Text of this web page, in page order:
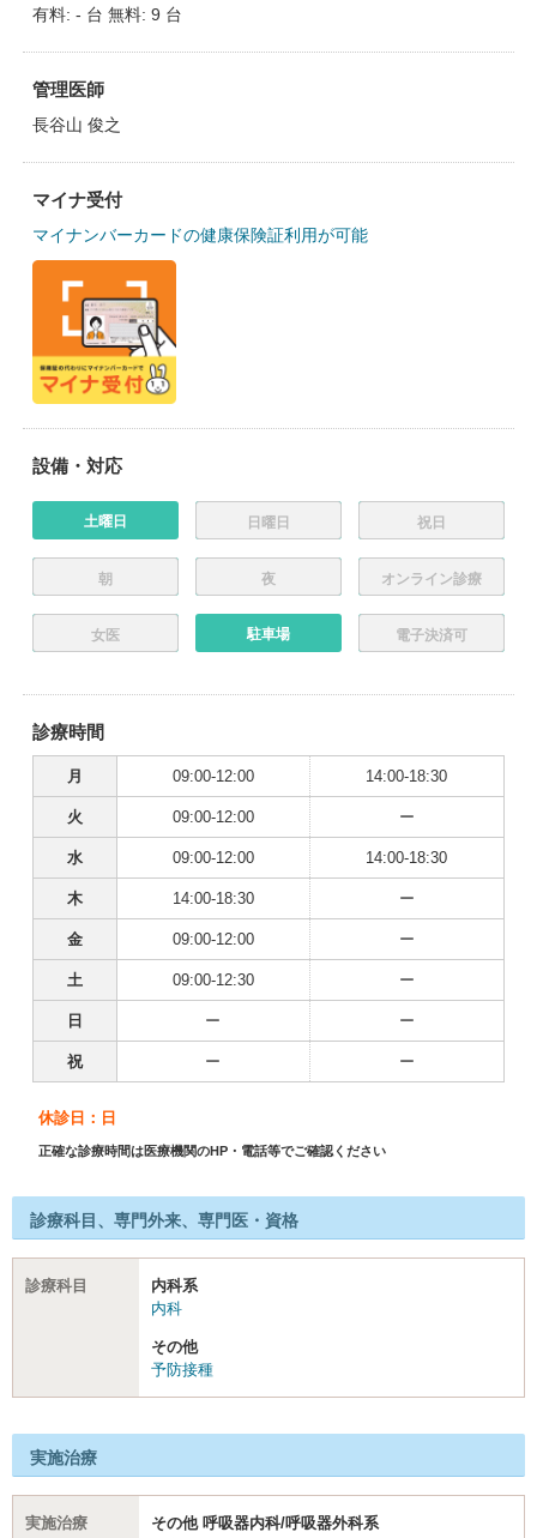
有料: - 台 無料: 9 台
管理医師
長谷山 俊之
マイナ受付
マイナンバーカードの健康保険証利用が可能
設備・対応
土曜日 日曜日 祝日
朝 夜 オンライン診療
女医 駐車場 電子決済可
診療時間
月 09:00-12:00 14:00-18:30
火 09:00-12:00 ー
水 09:00-12:00 14:00-18:30
木 14:00-18:30 ー
金 09:00-12:00 ー
土 09:00-12:30 ー
日 ー ー
祝 ー ー
休診日：日
正確な診療時間は医療機関のHP・電話等でご確認ください
診療科目、専門外来、専門医・資格
診療科目
内科系
内科
その他
予防接種
実施治療
実施治療
その他 呼吸器内科/呼吸器外科系